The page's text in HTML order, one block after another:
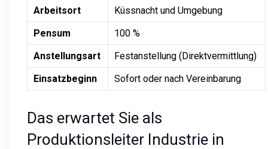
Arbeitsort
Küssnacht und Umgebung
Pensum
100 %
Anstellungsart
Festanstellung (Direktvermittlung)
Einsatzbeginn
Sofort oder nach Vereinbarung
Das erwartet Sie als
Produktionsleiter Industrie in